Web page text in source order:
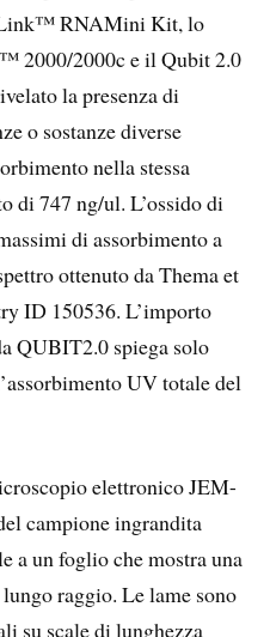
RNAMini Kit, lo
2000/2000c e il Qubit 2.0
la presenza di
o sostanze diverse
nella stessa
di 747 ng/ul. L’ossido di
di assorbimento a
ottenuto da Thema et
ID 150536. L’importo
QUBIT2.0 spiega solo
UV totale del
elettronico JEM-
campione ingrandita
a un foglio che mostra una
raggio. Le lame sono
su scale di lunghezza